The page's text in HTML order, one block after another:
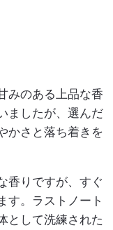
みのある上品な香
ましたが、選んだ
かさと落ち着きを
香りですが、すぐ
す。ラストノート
として洗練された